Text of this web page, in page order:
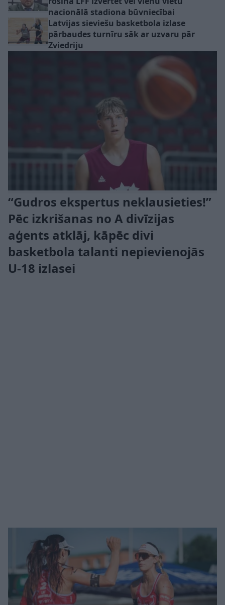
nacionālā stadiona būvniecībai
Latvijas sieviešu basketbola izlase
pārbaudes turnīru sāk ar uzvaru pār
Zviedriju
“Gudros ekspertus neklausieties!”
Pēc izkrišanas no A divīzijas
aģents atklāj, kāpēc divi
basketbola talanti nepievienojās
U-18 izlasei